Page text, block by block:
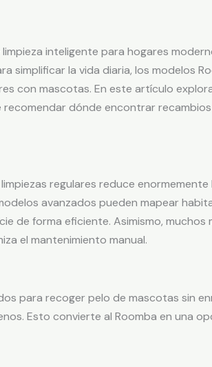
inteligente para hogares
simplificar la vida diaria, los modelos
con mascotas. En este artículo
dónde encontrar
regulares reduce
avanzados pueden mapear
de forma eficiente. Asimismo, muchos
el mantenimiento manual.
para recoger pelo de mascotas sin
Esto convierte al Roomba en una